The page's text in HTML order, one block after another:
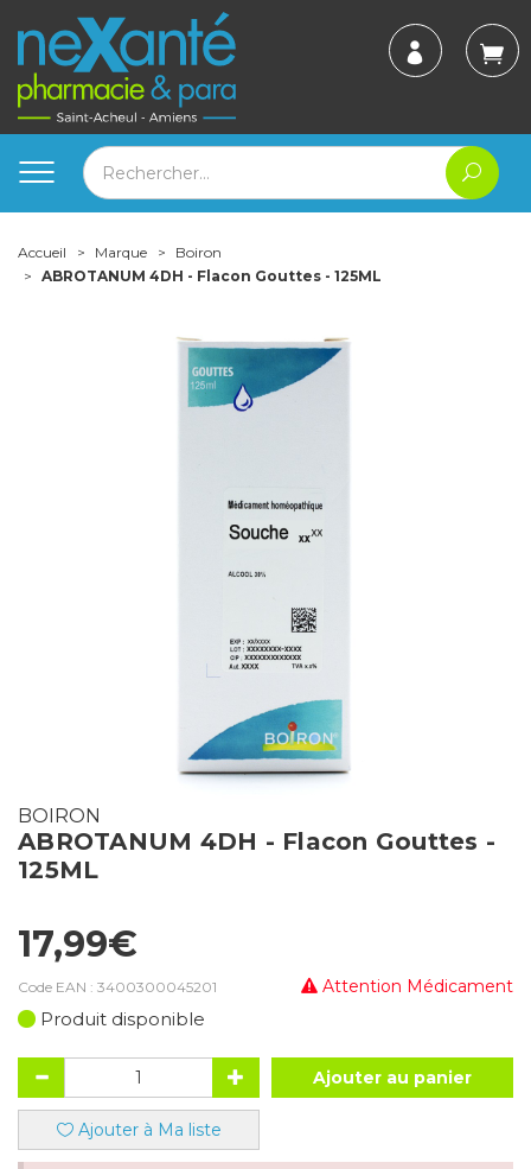
Accueil Marque
Boiron
ABROTANUM 4DH - Flacon Gouttes - 125ML
BOIRON
ABROTANUM 4DH - Flacon Gouttes -
125ML
17,99€
Attention Médicament
Code EAN : 3400300045201
Produit disponible
Ajouter au panier
Ajouter à Ma liste